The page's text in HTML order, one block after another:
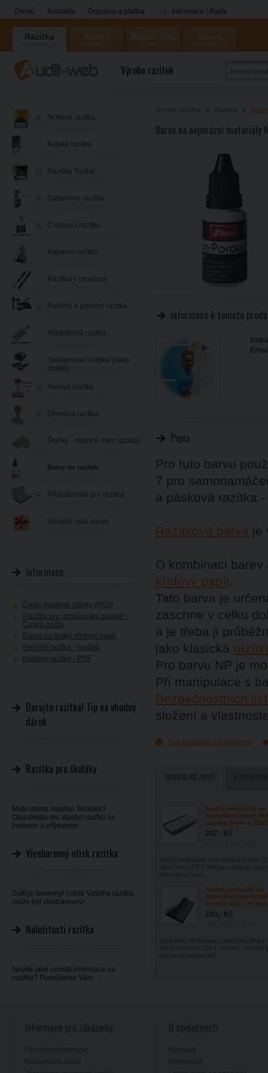
Domů Kontakty Doprava a platba Informace / Rady
Razítka
Coloris
Výroba razítek
Barva na neporézní materiály
Informace k tomuto
Popis
Pro tuto barvu
7 pro
a pásková razítka
Razítková barva je
O kombinaci
křídový papír.
Tato barva je
zaschne v celku
a je třeba ji
jako klasická
Pro barvu NP je
Při manipulace s
Bezpečnostních
složení a
Tisk produktu s náhledem
SOUVISEJÍCÍ ZBOŽÍ
Suchý polštářek na
neporézní barvy
razítka S-844 a
207,- Kč
Suchá poduška na
neporézní barvy
rozměr 110 × 70 mm
280,- Kč
Textová razítka
Kulatá razítka
Razítka Trodat
Datumová razítka
Číslovací razítka
Kapesní razítka
Razítka v propisce
Reliéfní a pečetní razítka
Alfabetická razítka
Sestavovací razítka (sady
znaků)
Hotová razítka
Dřevěná razítka
Štočky - matrice (bez razítka)
Barvy do razítek
Příslušenství pro razítka
Vhodné jako dárek
Informace
Často kladené otázky (FAQ)
Razítka pro označování zásilek -
Česká pošta
Barva na lesklý křídový papír
Reliéfní razítka - grafika
Katalog razítek - PDF
Darujte razítka! Tip na vhodný
dárek
Razítka pro školáky
Máte doma malého školáka?
Objednejte mu vlastní razítko se
jménem a příjmením.
Vícebarevný otisk razítka
Svět je barevný! I otisk Vašeho razítka
může být vícebarevný!
Náležitosti razítka
Nevíte jaké umístit informace na
razítko? Pomůžeme Vám ...